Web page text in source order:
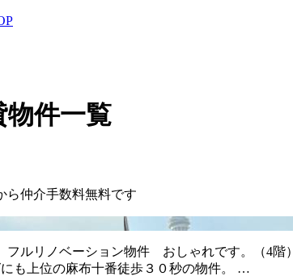
物件一覧
ら仲介手数料無料です
ルリノベーション物件 おしゃれです。（4階）
も上位の麻布十番徒歩３０秒の物件。 …